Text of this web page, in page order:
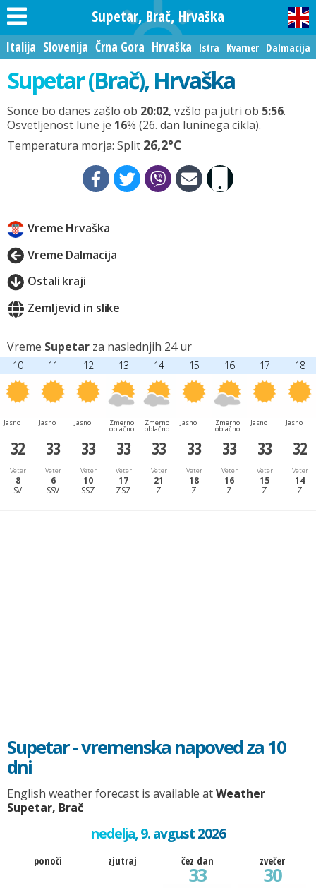
Supetar, Brač, Hrvaška
Italija Slovenija Črna Gora Hrvaška Istra Kvarner Dalmacija
Supetar (Brač), Hrvaška
Sonce bo danes zašlo ob 20:02, vzšlo pa jutri ob 5:56.
Osvetljenost lune je 16% (26. dan luninega cikla).
Temperatura morja: Split 26,2°C
Vreme Hrvaška
Vreme Dalmacija
Ostali kraji
Zemljevid in slike
Vreme Supetar za naslednjih 24 ur
10 11 12 13 14 15 16 17 18
Jasno Jasno Jasno Zmerno
oblačno
Zmerno
oblačno
Jasno Zmerno
oblačno
Jasno Jasno
32 33 33 33 33 33 33 33 32
Veter
8
SV
Veter
6
SSV
Veter
10
SSZ
Veter
17
ZSZ
Veter
21
Z
Veter
18
Z
Veter
16
Z
Veter
15
Z
Veter
14
Z
Supetar - vremenska napoved za 10
dni
English weather forecast is available atWeather
Supetar, Brač
nedelja, 9. avgust 2026
ponoči zjutraj čez dan
33
zvečer
30